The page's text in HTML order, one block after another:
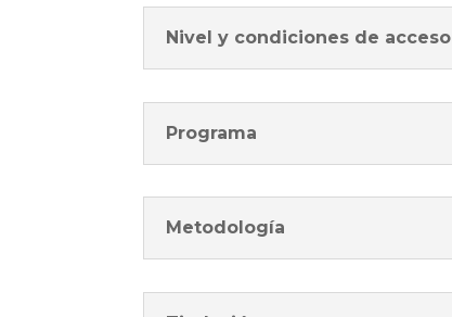
Nivel y condiciones de acceso
Programa
Metodología